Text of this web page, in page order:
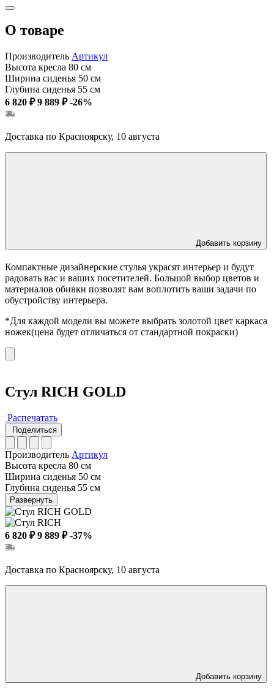
О товаре
Производитель Артикул
Высота кресла 80 см
Ширина сиденья 50 см
Глубина сиденья 55 см
6 820 ₽ 9 889 ₽ -26%
Доставка по Красноярску, 10 августа
Добавить корзину
Компактные дизайнерские стулья украсят интерьер и будут
радовать вас и ваших посетителей. Большой выбор цветов и
материалов обивки позволят вам воплотить ваши задачи по
обустройству интерьера.
*Для каждой модели вы можете выбрать золотой цвет каркаса
ножек(цена будет отличаться от стандартной покраски)
Стул RICH GOLD
Распечатать
Поделиться
Производитель Артикул
Высота кресла 80 см
Ширина сиденья 50 см
Глубина сиденья 55 см
Развернуть
6 820 ₽ 9 889 ₽ -37%
Доставка по Красноярску, 10 августа
Добавить корзину